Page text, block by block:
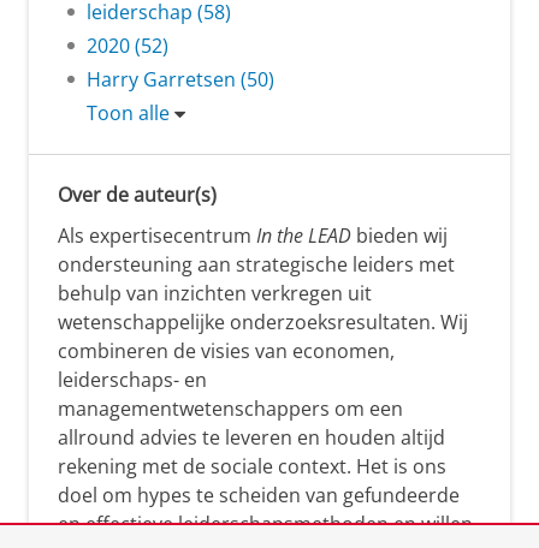
leiderschap (58)
2020 (52)
Harry Garretsen (50)
Toon alle
Over de auteur(s)
Als expertisecentrum In the LEAD bieden wij
ondersteuning aan strategische leiders met
behulp van inzichten verkregen uit
wetenschappelijke onderzoeksresultaten. Wij
combineren de visies van economen,
leiderschaps- en
managementwetenschappers om een
allround advies te leveren en houden altijd
rekening met de sociale context. Het is ons
doel om hypes te scheiden van gefundeerde
en effectieve leiderschapsmethoden en willen